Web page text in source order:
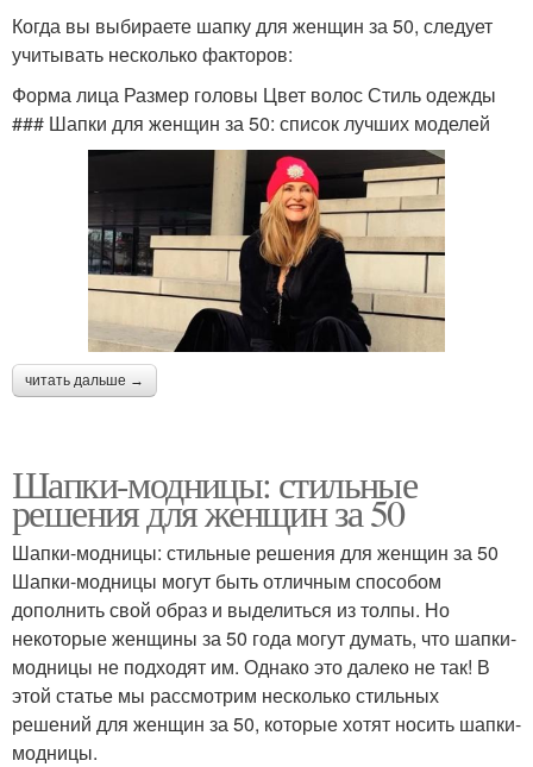
Когда вы выбираете шапку для женщин за 50, следует
учитывать несколько факторов:
Форма лица Размер головы Цвет волос Стиль одежды
### Шапки для женщин за 50: список лучших моделей
читать дальше →
Шапки-модницы: стильные
решения для женщин за 50
Шапки-модницы: стильные решения для женщин за 50
Шапки-модницы могут быть отличным способом
дополнить свой образ и выделиться из толпы. Но
некоторые женщины за 50 года могут думать, что шапки-
модницы не подходят им. Однако это далеко не так! В
этой статье мы рассмотрим несколько стильных
решений для женщин за 50, которые хотят носить шапки-
модницы.